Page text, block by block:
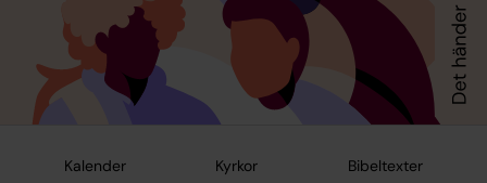
Kalender Kyrkor Bibeltexter